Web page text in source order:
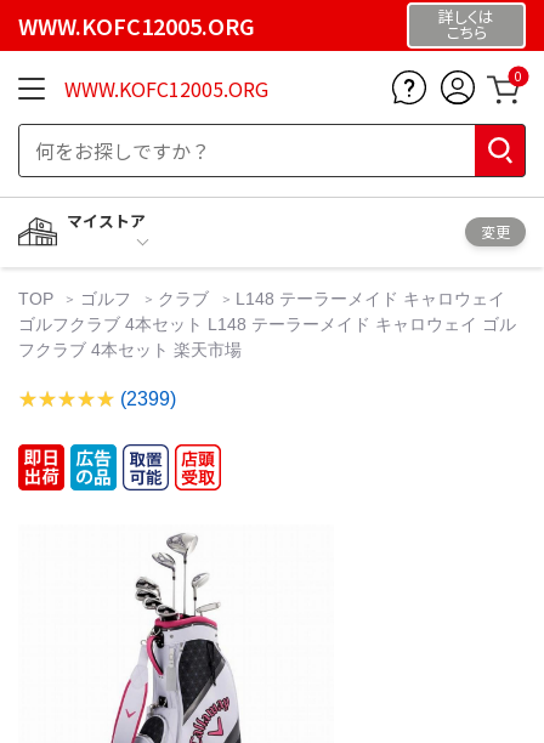
WWW.KOFC12005.ORG 詳しくは
こちら
WWW.KOFC12005.ORG 0
マイストア
変更
TOP ゴルフ クラブ
L148 テーラーメイド キャロウェイ
ゴルフクラブ 4本セット L148 テーラーメイド キャロウェイ ゴル
フクラブ 4本セット 楽天市場
(2399)